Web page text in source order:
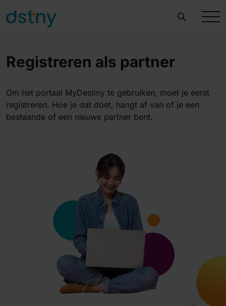
Registreren als partner
Om het portaal MyDestiny te gebruiken, moet je eerst
registreren. Hoe je dat doet, hangt af van of je een
bestaande of een nieuwe partner bent.